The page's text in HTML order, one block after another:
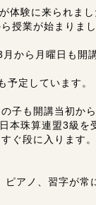
体験に来られま
授業が始まりま
から月曜日も開
定しています。
子も開講当初か
本珠算連盟3級を
ぐ段に入ります。
アノ、習字が常